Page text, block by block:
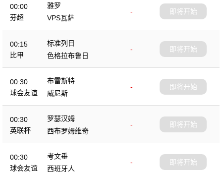
00:00
芬超
雅罗
-
VPS瓦萨
即将开始
00:15
比甲
标准列日
-
色格拉布鲁日
即将开始
00:30
球会友谊
布雷斯特
-
威尼斯
即将开始
00:30
英联杯
罗瑟汉姆
-
西布罗姆维奇
即将开始
00:30
球会友谊
考文垂
-
西班牙人
即将开始